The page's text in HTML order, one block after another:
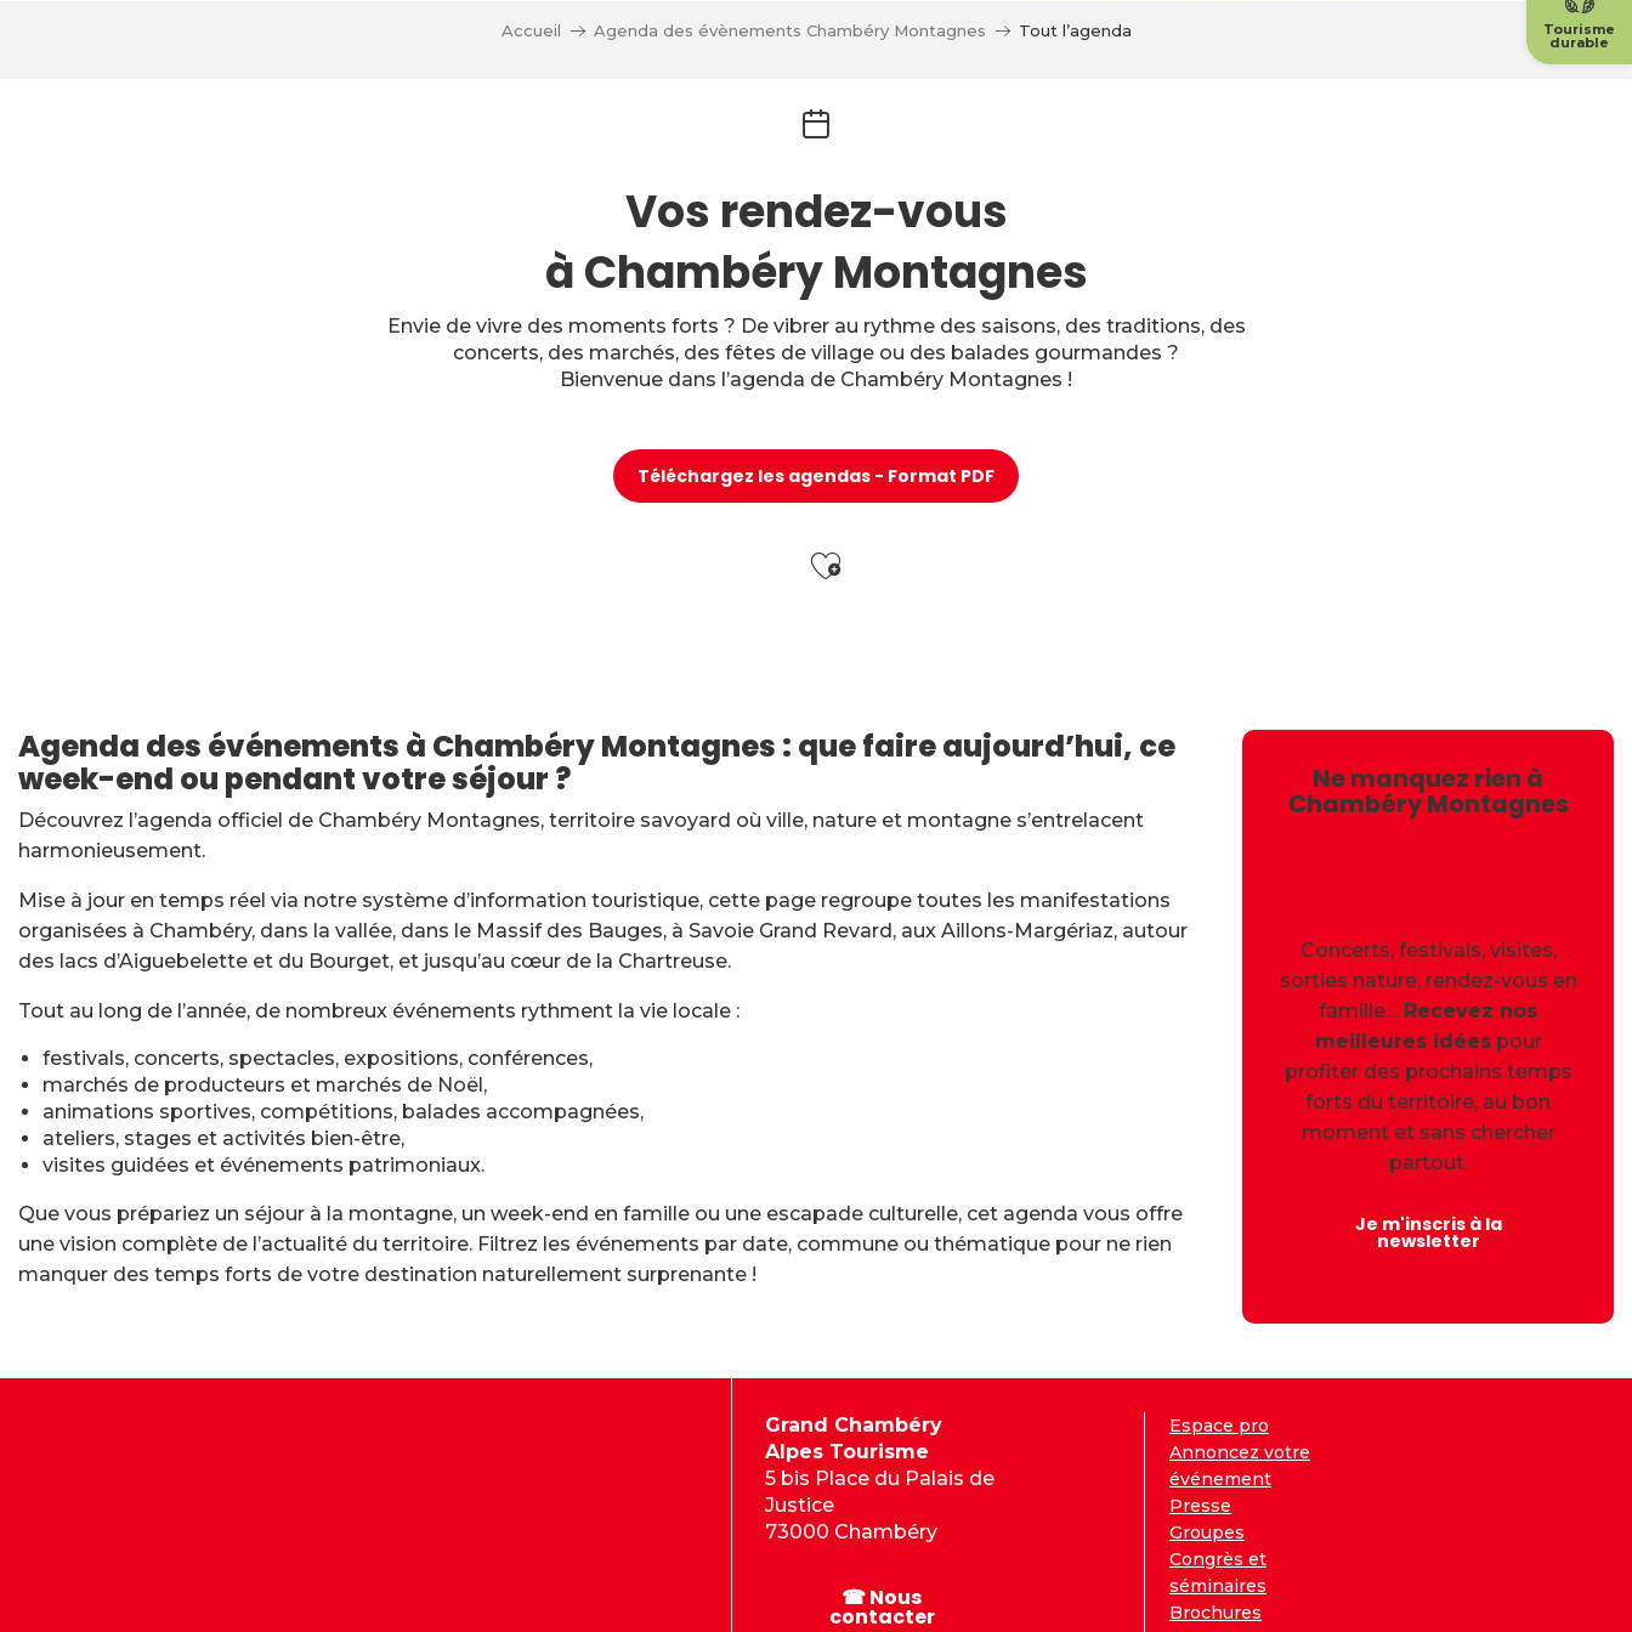
Tourisme
durable
Accueil Agenda des évènements Chambéry Montagnes Tout l’agenda
Vos rendez-vous
à Chambéry Montagnes
Envie de vivre des moments forts ? De vibrer au rythme des saisons, des traditions, des
concerts, des marchés, des fêtes de village ou des balades gourmandes ?
Bienvenue dans l’agenda de Chambéry Montagnes !
Téléchargez les agendas - Format PDF
Ajouter aux favoris
Vendredis en Musique : Sycamore Sisters
Atelier Baumes et plantes sauvages
Les Noces de Figaro
7ème Symposium de sculpture et rencontre d'artistes
Initiation à la marqueterie de paille - Niveau 1 débutant
Esc'apéro aux Fruits de la Treille
Exposition : Messages/Images, graphisme d'intérêt général
Exposition de peinture Martine Sainte Mareville
Festi'Fecl
Agenda des événements à Chambéry Montagnes : que faire aujourd’hui, ce
week-end ou pendant votre séjour ?
Découvrez l’agenda officiel de Chambéry Montagnes, territoire savoyard où ville, nature et montagne s’entrelacent
harmonieusement.
Mise à jour en temps réel via notre système d’information touristique, cette page regroupe toutes les manifestations
organisées à Chambéry, dans la vallée, dans le Massif des Bauges, à Savoie Grand Revard, aux Aillons-Margériaz, autour
des lacs d’Aiguebelette et du Bourget, et jusqu’au cœur de la Chartreuse.
Tout au long de l’année, de nombreux événements rythment la vie locale :
festivals, concerts, spectacles, expositions, conférences,
marchés de producteurs et marchés de Noël,
animations sportives, compétitions, balades accompagnées,
ateliers, stages et activités bien-être,
visites guidées et événements patrimoniaux.
Que vous prépariez un séjour à la montagne, un week-end en famille ou une escapade culturelle, cet agenda vous offre
une vision complète de l’actualité du territoire. Filtrez les événements par date, commune ou thématique pour ne rien
manquer des temps forts de votre destination naturellement surprenante !
Ne manquez rien à
Chambéry Montagnes
Concerts, festivals, visites,
sorties nature, rendez-vous en
famille… Recevez nos
meilleures idéespour
profiter des prochains temps
forts du territoire, au bon
moment et sans chercher
partout.
Je m'inscris à la
newsletter
Grand Chambéry
Alpes Tourisme
5 bis Place du Palais de
Justice
73000 Chambéry
☎ Nous
contacter
Espace pro
Annoncez votre
événement
Presse
Groupes
Congrès et
séminaires
Brochures